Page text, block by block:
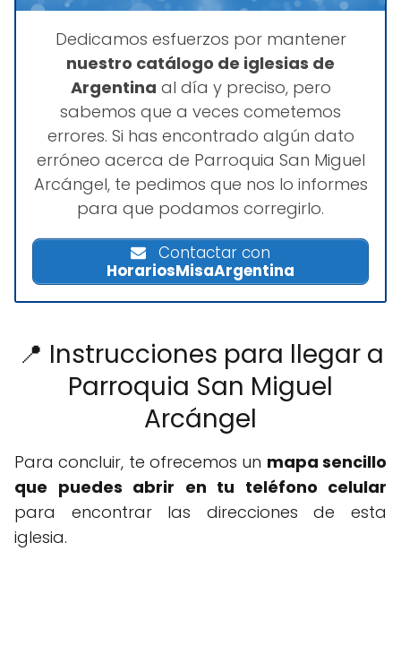
Dedicamos esfuerzos por mantener
nuestro catálogo de iglesias de
Argentina al día y preciso, pero
sabemos que a veces cometemos
errores. Si has encontrado algún dato
erróneo acerca de Parroquia San Miguel
Arcángel, te pedimos que nos lo informes
para que podamos corregirlo.
Contactar con
HorariosMisaArgentina
📍 Instrucciones para llegar a
Parroquia San Miguel
Arcángel
Para concluir, te ofrecemos un mapa sencillo
que puedes abrir en tu teléfono celular
para encontrar las direcciones de esta
iglesia.